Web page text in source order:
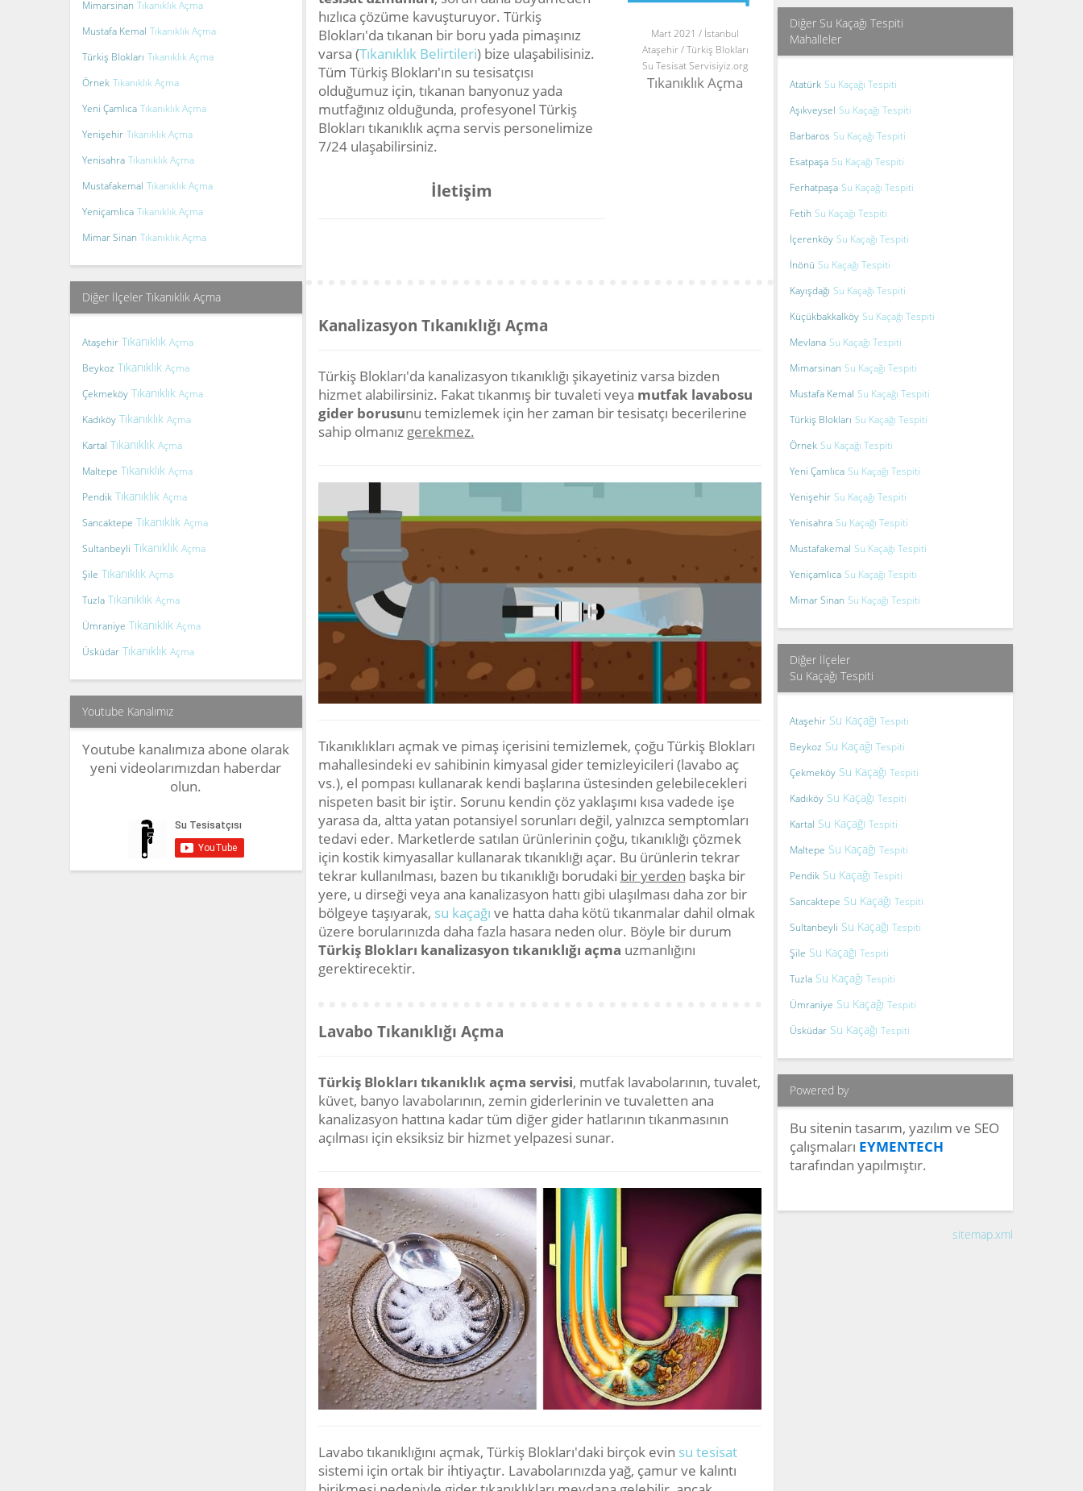
hızlıca çözüme kavuşturuyor. Türkiş
Blokları'da tıkanan bir boru yada pimaşınız
varsa (Tıkanıklık Belirtileri) bize ulaşabilisiniz.
Tüm Türkiş Blokları'ın su tesisatçısı
olduğumuz için, tıkanan banyonuz yada
mutfağınız olduğunda, profesyonel Türkiş
Blokları tıkanıklık açma servis personelimize
7/24 ulaşabilirsiniz.
İletişim
Mart 2021 / İstanbul
Ataşehir / Türkiş Blokları
Su Tesisat Servisiyiz.org
Tıkanıklık Açma
Kanalizasyon Tıkanıklığı Açma
Türkiş Blokları'da kanalizasyon tıkanıklığı şikayetiniz varsa bizden
hizmet alabilirsiniz. Fakat tıkanmış bir tuvaleti veya mutfak lavabosu
gider borusunu temizlemek için her zaman bir tesisatçı becerilerine
sahip olmanız gerekmez.
Tıkanıklıkları açmak ve pimaş içerisini temizlemek, çoğu Türkiş Blokları
mahallesindeki ev sahibinin kimyasal gider temizleyicileri (lavabo aç
vs.), el pompası kullanarak kendi başlarına üstesinden gelebilecekleri
nispeten basit bir iştir. Sorunu kendin çöz yaklaşımı kısa vadede işe
yarasa da, altta yatan potansiyel sorunları değil, yalnızca semptomları
tedavi eder. Marketlerde satılan ürünlerinin çoğu, tıkanıklığı çözmek
için kostik kimyasallar kullanarak tıkanıklığı açar. Bu ürünlerin tekrar
tekrar kullanılması, bazen bu tıkanıklığı borudaki bir yerden başka bir
yere, u dirseği veya ana kanalizasyon hattı gibi ulaşılması daha zor bir
bölgeye taşıyarak, su kaçağı ve hatta daha kötü tıkanmalar dahil olmak
üzere borularınızda daha fazla hasara neden olur. Böyle bir durum
Türkiş Blokları kanalizasyon tıkanıklığı açma uzmanlığını
gerektirecektir.
Lavabo Tıkanıklığı Açma
Türkiş Blokları tıkanıklık açma servisi, mutfak lavabolarının, tuvalet,
küvet, banyo lavabolarının, zemin giderlerinin ve tuvaletten ana
kanalizasyon hattına kadar tüm diğer gider hatlarının tıkanmasının
açılması için eksiksiz bir hizmet yelpazesi sunar.
Lavabo tıkanıklığını açmak, Türkiş Blokları'daki birçok evin su tesisat
sistemi için ortak bir ihtiyaçtır. Lavabolarınızda yağ, çamur ve kalıntı
Mimarsinan Tıkanıklık Açma
Mustafa Kemal Tıkanıklık Açma
Türkiş Blokları Tıkanıklık Açma
Örnek Tıkanıklık Açma
Yeni Çamlıca Tıkanıklık Açma
Yenişehir Tıkanıklık Açma
Yenisahra Tıkanıklık Açma
Mustafakemal Tıkanıklık Açma
Yeniçamlıca Tıkanıklık Açma
Mimar Sinan Tıkanıklık Açma
Diğer İlçeler Tıkanıklık Açma
Ataşehir Tıkanıklık Açma
Beykoz Tıkanıklık Açma
Çekmeköy Tıkanıklık Açma
Kadıköy Tıkanıklık Açma
Kartal Tıkanıklık Açma
Maltepe Tıkanıklık Açma
Pendik Tıkanıklık Açma
Sancaktepe Tıkanıklık Açma
Sultanbeyli Tıkanıklık Açma
Şile Tıkanıklık Açma
Tuzla Tıkanıklık Açma
Ümraniye Tıkanıklık Açma
Üsküdar Tıkanıklık Açma
Youtube Kanalımız
Youtube kanalımıza abone olarak
yeni videolarımızdan haberdar
olun.
Diğer Su Kaçağı Tespiti
Mahalleler
Atatürk Su Kaçağı Tespiti
Aşıkveysel Su Kaçağı Tespiti
Barbaros Su Kaçağı Tespiti
Esatpaşa Su Kaçağı Tespiti
Ferhatpaşa Su Kaçağı Tespiti
Fetih Su Kaçağı Tespiti
İçerenköy Su Kaçağı Tespiti
İnönü Su Kaçağı Tespiti
Kayışdağı Su Kaçağı Tespiti
Küçükbakkalköy Su Kaçağı Tespiti
Mevlana Su Kaçağı Tespiti
Mimarsinan Su Kaçağı Tespiti
Mustafa Kemal Su Kaçağı Tespiti
Türkiş Blokları Su Kaçağı Tespiti
Örnek Su Kaçağı Tespiti
Yeni Çamlıca Su Kaçağı Tespiti
Yenişehir Su Kaçağı Tespiti
Yenisahra Su Kaçağı Tespiti
Mustafakemal Su Kaçağı Tespiti
Yeniçamlıca Su Kaçağı Tespiti
Mimar Sinan Su Kaçağı Tespiti
Diğer İlçeler
Su Kaçağı Tespiti
AtaşehirSu Kaçağı Tespiti
Beykoz Su Kaçağı Tespiti
ÇekmeköySu Kaçağı Tespiti
KadıköySu Kaçağı Tespiti
Kartal Su Kaçağı Tespiti
Maltepe Su Kaçağı Tespiti
PendikSu Kaçağı Tespiti
Sancaktepe Su Kaçağı Tespiti
Sultanbeyli Su Kaçağı Tespiti
Şile Su Kaçağı Tespiti
TuzlaSu Kaçağı Tespiti
Ümraniye Su Kaçağı Tespiti
ÜsküdarSu Kaçağı Tespiti
Powered by
Bu sitenin tasarım, yazılım ve SEO
çalışmaları EYMENTECH
tarafından yapılmıştır.
sitemap.xml